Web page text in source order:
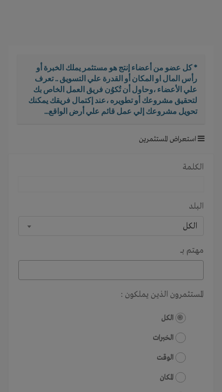
* كل عضو من أعضاء إنتج هو مستثمر يملك الخبرة أو
رأس المال او المكان أو القدرة علي التسويق .. تعرف
علي الأعضاء ،وحاول أن تُكوُن فريق العمل الخاص بك
لتحقيق مشروعك أو تطويره ،عند إكتمال فريقك يمكنك
تحويل مشروعك إلي عمل قائم علي أرض الواقع...
استعراض المستثمرين
الكلمة
البلد
الكل
مهتم بـــ
المستثمرون الذين يملكون :
الكل
الخبرات
الوقت
المكان